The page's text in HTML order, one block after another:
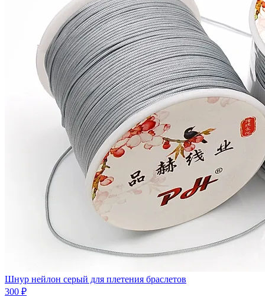
Шнур нейлон серый для плетения браслетов
300 ₽